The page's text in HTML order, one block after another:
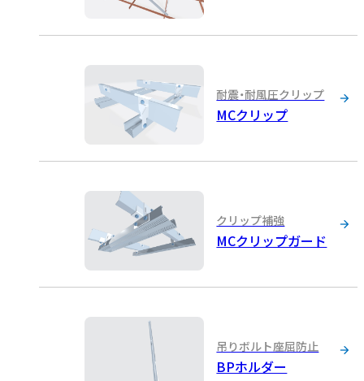
耐震・耐風圧クリップ
MCクリップ
クリップ補強
MCクリップガード
吊りボルト座屈防止
BPホルダー